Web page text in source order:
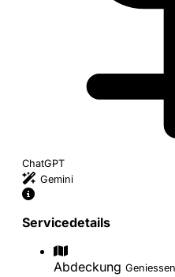
ChatGPT
Gemini
Servicedetails
Abdeckung